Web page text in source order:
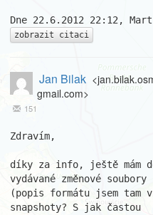
zobrazit citaci
Jan Bilak
gmail.com>
151
Zdravím,
díky za info, ještě mám
vydávané změnové soubory
(popis formátu jsem tam
snapshoty? S jak častou